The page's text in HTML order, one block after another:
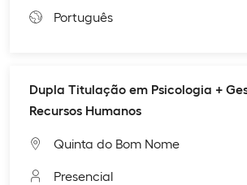
Português
Dupla Titulação em Psicologia +
Recursos Humanos
Quinta do Bom Nome
Presencial